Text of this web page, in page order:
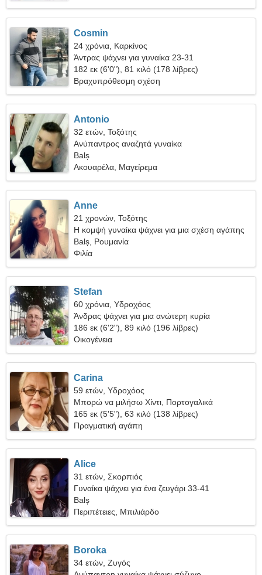
Cosmin
24 χρόνια, Καρκίνος
Άντρας ψάχνει για γυναίκα 23-31
182 εκ (6'0"), 81 κιλό (178 λίβρες)
Βραχυπρόθεσμη σχέση
Antonio
32 ετών, Τοξότης
Ανύπαντρος αναζητά γυναίκα
Balș
Ακουαρέλα, Μαγείρεμα
Anne
21 χρονών, Τοξότης
Η κομψή γυναίκα ψάχνει για μια σχέση αγάπης
Balș, Ρουμανία
Φιλία
Stefan
60 χρόνια, Υδροχόος
Άνδρας ψάχνει για μια ανώτερη κυρία
186 εκ (6'2"), 89 κιλό (196 λίβρες)
Οικογένεια
Carina
59 ετών, Υδροχόος
Μπορώ να μιλήσω Χίντι, Πορτογαλικά
165 εκ (5'5"), 63 κιλό (138 λίβρες)
Πραγματική αγάπη
Alice
31 ετών, Σκορπιός
Γυναίκα ψάχνει για ένα ζευγάρι 33-41
Balș
Περιπέτειες, Μπιλιάρδο
Boroka
34 ετών, Ζυγός